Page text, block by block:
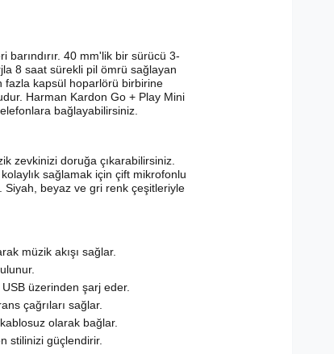
40 mm'lik bir sürücü 3-
8 saat sürekli pil ömrü sağlayan
fazla kapsül hoparlörü birbirine
Harman Kardon Go + Play Mini
bağlayabilirsiniz.
zevkinizi doruğa çıkarabilirsiniz.
sağlamak için çift mikrofonlu
Siyah, beyaz ve gri renk çeşitleriyle
müzik akışı sağlar.
üzerinden şarj eder.
çağrıları sağlar.
olarak bağlar.
stilinizi güçlendirir.